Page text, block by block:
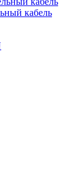
кабель